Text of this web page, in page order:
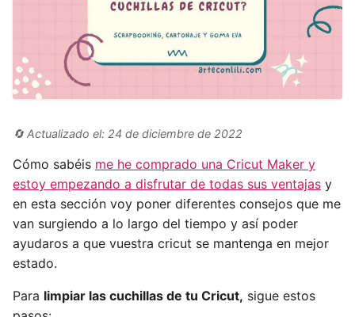
🔄 Actualizado el: 24 de diciembre de 2022
Cómo sabéis me he comprado una Cricut Maker y
estoy empezando a disfrutar de todas sus ventajas y
en esta sección voy poner diferentes consejos que me
van surgiendo a lo largo del tiempo y así poder
ayudaros a que vuestra cricut se mantenga en mejor
estado.
Para limpiar las cuchillas de tu Cricut, sigue estos